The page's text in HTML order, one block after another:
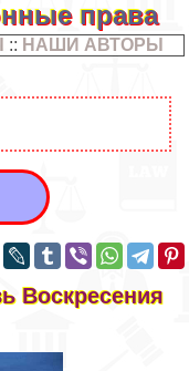
права
:: НАШИ АВТОРЫ
Воскресения